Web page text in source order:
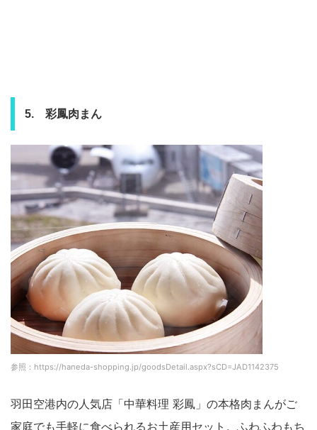
5. 彩鳳肉まん
参照：https://haneda-shopping.jp/goodsDetail.aspx?sCD=JAD1142375
羽田空港内の人気店「中華料理 彩鳳」の本格肉まんがご
家庭でも手軽に食べられるお土産用セット。ふわふわもち